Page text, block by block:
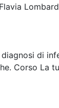
di
Corso La